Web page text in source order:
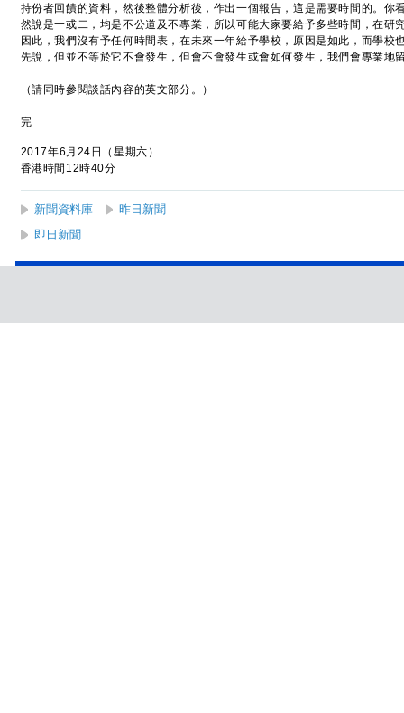
持份者回饋的資料，然後整體分析後，作出一個報告，這是需要時間的。你
然說是一或二，均是不公道及不專業，所以可能大家要給予多些時間，在研
因此，我們沒有予任何時間表，在未來一年給予學校，原因是如此，而學校
先說，但並不等於它不會發生，但會不會發生或會如何發生，我們會專業地
（請同時參閱談話內容的英文部分。）
完
2017年6月24日（星期六）
香港時間12時40分
新聞資料庫
昨日新聞
即日新聞